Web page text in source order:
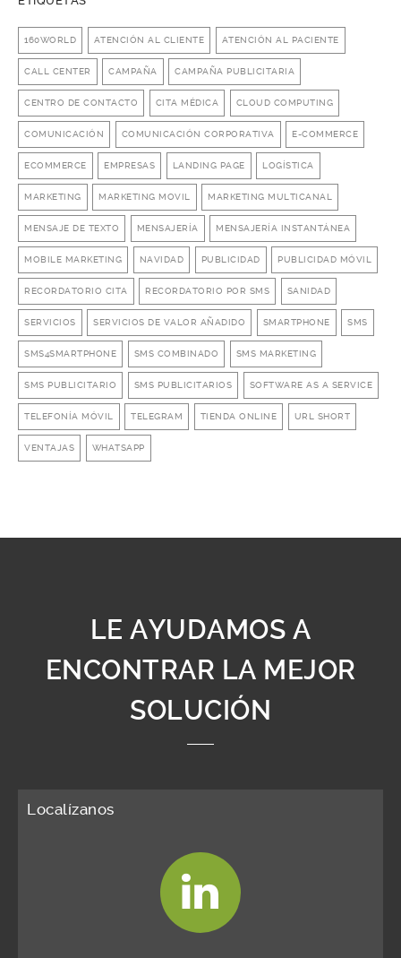
160WORLD ATENCIÓN AL CLIENTE ATENCIÓN AL PACIENTE
CALL CENTER CAMPAÑA CAMPAÑA PUBLICITARIA
CENTRO DE CONTACTO CITA MÉDICA CLOUD COMPUTING
COMUNICACIÓN COMUNICACIÓN CORPORATIVA E-COMMERCE
ECOMMERCE EMPRESAS LANDING PAGE LOGÍSTICA
MARKETING MARKETING MOVIL MARKETING MULTICANAL
MENSAJE DE TEXTO MENSAJERÍA MENSAJERÍA INSTANTÁNEA
MOBILE MARKETING NAVIDAD PUBLICIDAD PUBLICIDAD MÓVIL
RECORDATORIO CITA RECORDATORIO POR SMS SANIDAD
SERVICIOS SERVICIOS DE VALOR AÑADIDO SMARTPHONE SMS
SMS4SMARTPHONE SMS COMBINADO SMS MARKETING
SMS PUBLICITARIO SMS PUBLICITARIOS SOFTWARE AS A SERVICE
TELEFONÍA MÓVIL TELEGRAM TIENDA ONLINE URL SHORT
VENTAJAS WHATSAPP
LE AYUDAMOS A
ENCONTRAR LA MEJOR
SOLUCIÓN
Localízanos